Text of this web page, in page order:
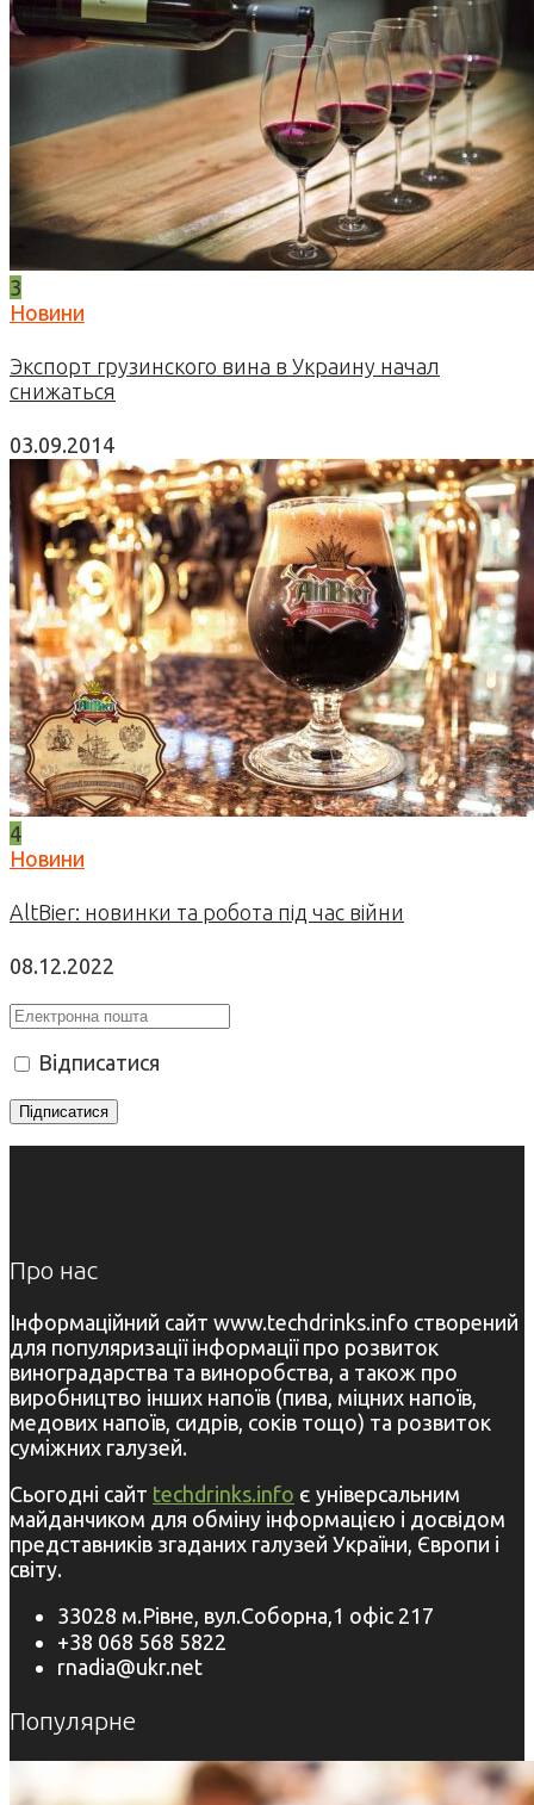
3
Новини
Экспорт грузинского вина в Украину начал
снижаться
03.09.2014
4
Новини
AltBier: новинки та робота під час війни
08.12.2022
Відписатися
Про нас
Інформаційний сайт www.techdrinks.info створений
для популяризації інформації про розвиток
виноградарства та виноробства, а також про
виробництво інших напоїв (пива, міцних напоїв,
медових напоїв, сидрів, соків тощо) та розвиток
суміжних галузей.
Сьогодні сайт techdrinks.info є універсальним
майданчиком для обміну інформацією і досвідом
представників згаданих галузей України, Європи і
світу.
33028 м.Рівне, вул.Соборна,1 офіс 217
+38 068 568 5822
rnadia@ukr.net
Популярне